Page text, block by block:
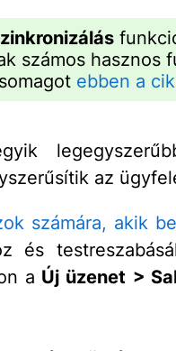
számos
ebben a
az
számára, akik
és
a Új üzenet >